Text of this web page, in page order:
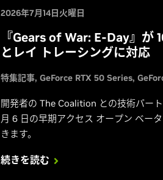
2026年7月14日火曜日
『Gears of War: E-Day』が
とレイ トレーシングに対応
特集記事 GeForce RTX 50 Series
開発者の The Coalition との技術パー
月 6 日の早期アクセス オープン ベー
きます。
続きを読む